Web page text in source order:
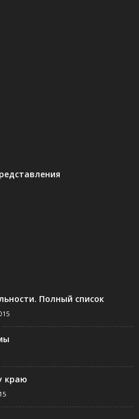
Полный список
краю